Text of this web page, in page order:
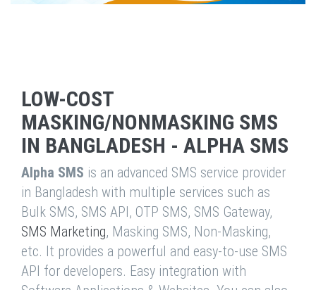
LOW-COST
MASKING/NONMASKING SMS
IN BANGLADESH - ALPHA SMS
Alpha SMS is an advanced SMS service provider
in Bangladesh with multiple services such as
Bulk SMS, SMS API, OTP SMS, SMS Gateway,
SMS Marketing, Masking SMS, Non-Masking,
etc. It provides a powerful and easy-to-use SMS
API for developers. Easy integration with